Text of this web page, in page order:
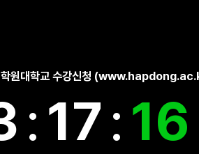
학원대학교 수강신청
:17:16